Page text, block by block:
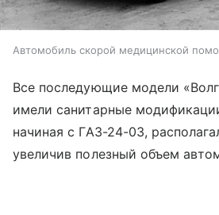
Автомобиль скорой медицинской
Все последующие модели
имели санитарные
начиная с ГАЗ-24-03,
увеличив полезный объем